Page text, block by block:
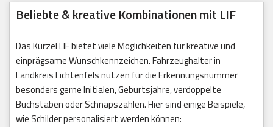
Beliebte & kreative Kombinationen mit LIF
Das Kürzel LIF bietet viele Möglichkeiten für kreative und
einprägsame Wunschkennzeichen. Fahrzeughalter in
Landkreis Lichtenfels nutzen für die Erkennungsnummer
besonders gerne Initialen, Geburtsjahre, verdoppelte
Buchstaben oder Schnapszahlen. Hier sind einige Beispiele,
wie Schilder personalisiert werden können: